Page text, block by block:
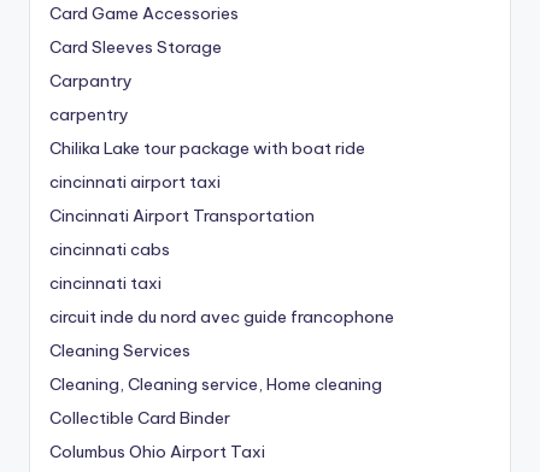
Card Game Accessories
Card Sleeves Storage
Carpantry
carpentry
Chilika Lake tour package with boat ride
cincinnati airport taxi
Cincinnati Airport Transportation
cincinnati cabs
cincinnati taxi
circuit inde du nord avec guide francophone
Cleaning Services
Cleaning, Cleaning service, Home cleaning
Collectible Card Binder
Columbus Ohio Airport Taxi